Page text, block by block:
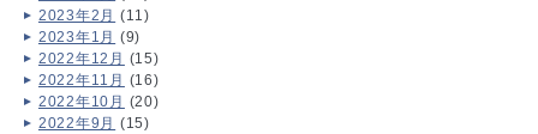
2023年2月 (11)
2023年1月 (9)
2022年12月 (15)
2022年11月 (16)
2022年10月 (20)
2022年9月 (15)